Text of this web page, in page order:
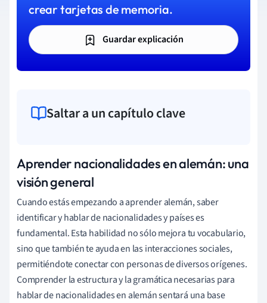
crear tarjetas de memoria.
Guardar explicación
Saltar a un capítulo clave
Aprender nacionalidades en alemán: una
visión general
Cuando estás empezando a aprender alemán, saber
identificar y hablar de nacionalidades y países es
fundamental. Esta habilidad no sólo mejora tu vocabulario,
sino que también te ayuda en las interacciones sociales,
permitiéndote conectar con personas de diversos orígenes.
Comprender la estructura y la gramática necesarias para
hablar de nacionalidades en alemán sentará una base